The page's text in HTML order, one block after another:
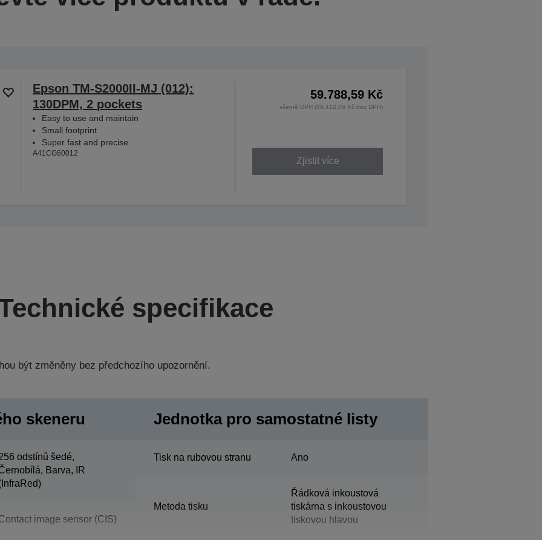
Epson TM-S2000II-MJ (012):
130DPM, 2 pockets
Easy to use and maintain
Small footprint
Super fast and precise
A41CG60012
59.788,59 Kč
včetně DPH (49.412,06 Kč bez DPH)
Zjistit více
specifikace
být změněny bez předchozího upozornění.
skeneru
odstínů šedé,
Barva, IR
image sensor (CIS)
Jednotka pro samostatné listy
Tisk na rubovou stranu Ano
Metoda tisku
Řádková inkoustová
tiskárna s inkoustovou
tiskovou hlavou